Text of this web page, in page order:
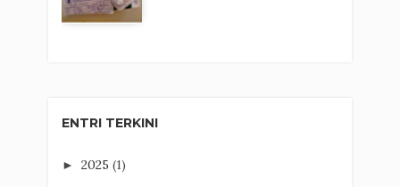
ENTRI TERKINI
► 2025 (1)